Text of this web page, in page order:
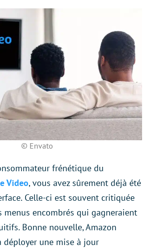
© Envato
frénétique du
Video, vous avez sûrement déjà été
Celle-ci est souvent critiquée
menus encombrés qui gagneraient
Bonne nouvelle, Amazon
déployer une mise à jour